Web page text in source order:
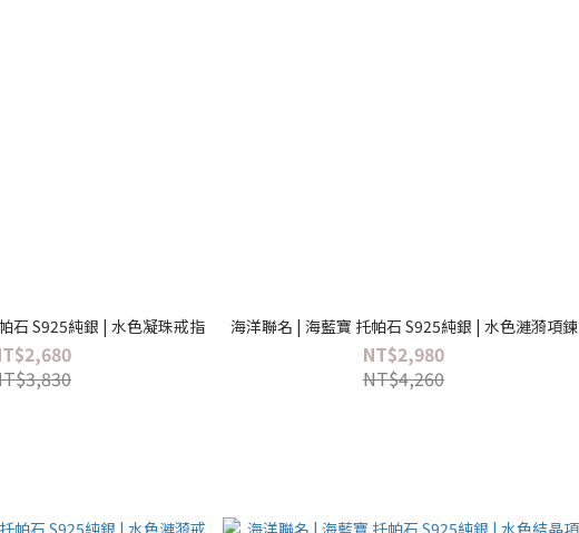
石 S925純銀 | 水色凝珠戒指 海洋聯名 | 海藍寶 托帕石 S925純銀 | 水色漣漪項鍊
NT$2,980
NT$4,260